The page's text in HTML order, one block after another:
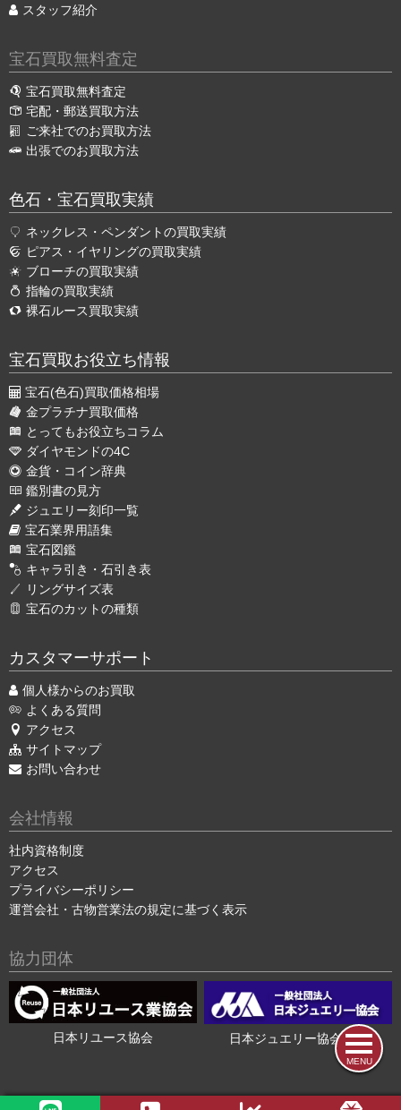
MENU
スタッフ紹介
宝石買取無料査定
宝石買取無料査定
宅配・郵送買取方法
ご来社でのお買取方法
出張でのお買取方法
色石・宝石買取実績
ネックレス・ペンダントの買取実績
ピアス・イヤリングの買取実績
ブローチの買取実績
指輪の買取実績
裸石ルース買取実績
宝石買取お役立ち情報
宝石(色石)買取価格相場
金プラチナ買取価格
とってもお役立ちコラム
ダイヤモンドの4C
金貨・コイン辞典
鑑別書の見方
ジュエリー刻印一覧
宝石業界用語集
宝石図鑑
キャラ引き・石引き表
リングサイズ表
宝石のカットの種類
カスタマーサポート
個人様からのお買取
よくある質問
アクセス
サイトマップ
お問い合わせ
会社情報
社内資格制度
アクセス
プライバシーポリシー
運営会社・古物営業法の規定に基づく表示
協力団体
日本リユース協会 日本ジュエリー協会会員